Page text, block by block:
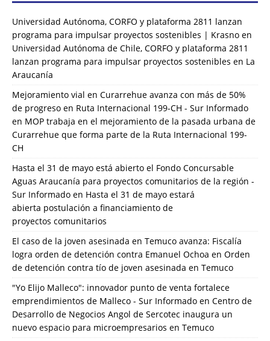
Universidad Autónoma, CORFO y plataforma 2811 lanzan
programa para impulsar proyectos sostenibles | Krasno en
Universidad Autónoma de Chile, CORFO y plataforma 2811
lanzan programa para impulsar proyectos sostenibles en La
Araucanía
Mejoramiento vial en Curarrehue avanza con más de 50%
de progreso en Ruta Internacional 199-CH - Sur Informado
en MOP trabaja en el mejoramiento de la pasada urbana de
Curarrehue que forma parte de la Ruta Internacional 199-
CH
Hasta el 31 de mayo está abierto el Fondo Concursable
Aguas Araucanía para proyectos comunitarios de la región -
Sur Informado en Hasta el 31 de mayo estará
abierta postulación a financiamiento de
proyectos comunitarios
El caso de la joven asesinada en Temuco avanza: Fiscalía
logra orden de detención contra Emanuel Ochoa en Orden
de detención contra tío de joven asesinada en Temuco
"Yo Elijo Malleco": innovador punto de venta fortalece
emprendimientos de Malleco - Sur Informado en Centro de
Desarrollo de Negocios Angol de Sercotec inaugura un
nuevo espacio para microempresarios en Temuco